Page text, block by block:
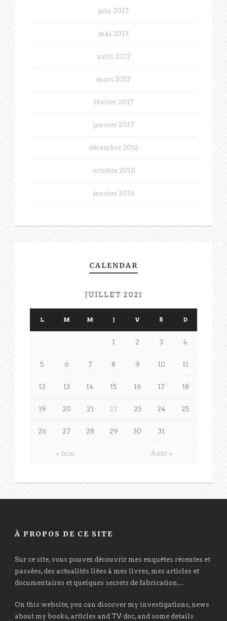
juin 2017
mai 2017
avril 2017
mars 2017
février 2017
janvier 2017
décembre 2016
octobre 2016
janvier 2016
CALENDAR
JUILLET 2021
L M M J V S D
« Juin Août »
1 2 3 4
5 6 7 8 9 10 11
12 13 14 15 16 17 18
19 20 21 22 23 24 25
26 27 28 29 30 31
À PROPOS DE CE SITE
Sur ce site, vous pouvez découvrir mes enquêtes récentes et
passées, des actualités liées à mes livres, mes articles et
documentaires et quelques secrets de fabrication…
On this website, you can discover my investigations, news
about my books, articles and TV doc, and some details